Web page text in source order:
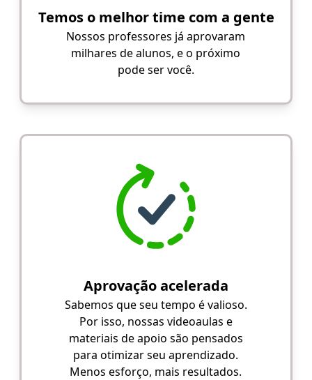
Temos o melhor time com a gente
Nossos professores já aprovaram
milhares de alunos, e o próximo
pode ser você.
Aprovação acelerada
Sabemos que seu tempo é valioso.
Por isso, nossas videoaulas e
materiais de apoio são pensados
para otimizar seu aprendizado.
Menos esforço, mais resultados.